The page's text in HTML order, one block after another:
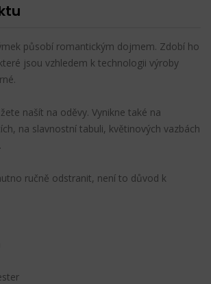
působí romantickým dojmem. Zdobí ho
jsou vzhledem k technologii výroby
našít na oděvy. Vynikne také na
na slavnostní tabuli, květinových vazbách
ručně odstranit, není to důvod k